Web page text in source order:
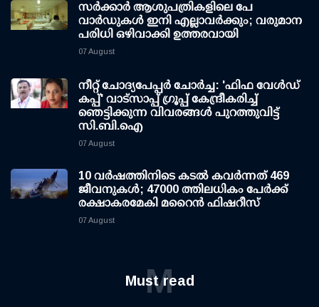
സര്‍ക്കാര്‍ ആശുപത്രികളിലെ പേ
വാര്‍ഡുകള്‍ ഇനി എല്ലാവര്‍ക്കും; വരുമാന
പരിധി ഒഴിവാക്കി ഉത്തരവായി
07 August
നീറ്റ് ചോദ്യപേപ്പര്‍ ചോര്‍ച്ച: 'ഫിഫ വേള്‍ഡ്
കപ്പ്' വാട്സാപ്പ് ഗ്രൂപ്പ് കേന്ദ്രീകരിച്ച്
ഞെട്ടിക്കുന്ന വിവരങ്ങള്‍ പുറത്തുവിട്ട്
സി.ബി.ഐ
07 August
10 വര്‍ഷത്തിനിടെ കടല്‍ കവര്‍ന്നത് 469
ജീവനുകള്‍; 47000 ത്തിലധികം പേര്‍ക്ക്
രക്ഷാകരമേകി മറൈന്‍ ഫിഷറീസ്
07 August
Must read
M